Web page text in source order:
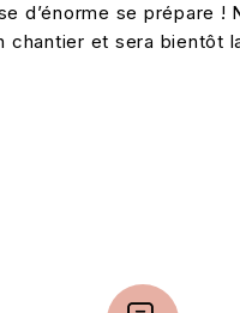
d’énorme se prépare !
chantier et sera bientôt